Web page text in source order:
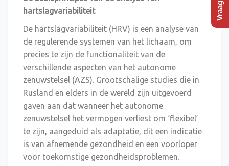
hartslagvariabiliteit
De hartslagvariabiliteit (HRV) is een analyse van
de regulerende systemen van het lichaam, om
precies te zijn de functionaliteit van de
verschillende aspecten van het autonome
zenuwstelsel (AZS). Grootschalige studies die in
Rusland en elders in de wereld zijn uitgevoerd
gaven aan dat wanneer het autonome
zenuwstelsel het vermogen verliest om ‘flexibel’
te zijn, aangeduid als adaptatie, dit een indicatie
is van afnemende gezondheid en een voorloper
voor toekomstige gezondheidsproblemen.